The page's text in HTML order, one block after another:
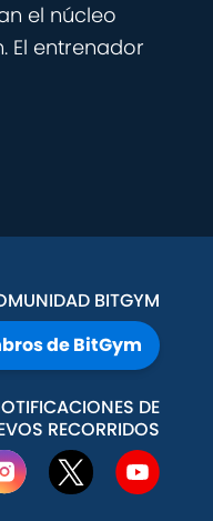
el núcleo
El entrenador
BITGYM
de BitGym
DE
RECORRIDOS